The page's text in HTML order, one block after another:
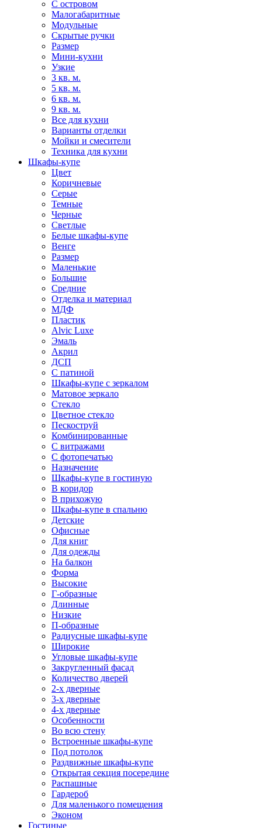
С островом
Малогабаритные
Модульные
Скрытые ручки
Размер
Мини-кухни
Узкие
3 кв. м.
5 кв. м.
6 кв. м.
9 кв. м.
Все для кухни
Варианты отделки
Мойки и смесители
Техника для кухни
Шкафы-купе
Цвет
Коричневые
Серые
Темные
Черные
Светлые
Белые шкафы-купе
Венге
Размер
Маленькие
Большие
Средние
Отделка и материал
МДФ
Пластик
Alvic Luxe
Эмаль
Акрил
ДСП
С патиной
Шкафы-купе с зеркалом
Матовое зеркало
Стекло
Цветное стекло
Пескоструй
Комбинированные
С витражами
С фотопечатью
Назначение
Шкафы-купе в гостиную
В коридор
В прихожую
Шкафы-купе в спальню
Детские
Офисные
Для книг
Для одежды
На балкон
Форма
Высокие
Г-образные
Длинные
Низкие
П-образные
Радиусные шкафы-купе
Широкие
Угловые шкафы-купе
Закругленный фасад
Количество дверей
2-х дверные
3-х дверные
4-х дверные
Особенности
Во всю стену
Встроенные шкафы-купе
Под потолок
Раздвижные шкафы-купе
Открытая секция посередине
Распашные
Гардероб
Для маленького помещения
Эконом
Гостиные